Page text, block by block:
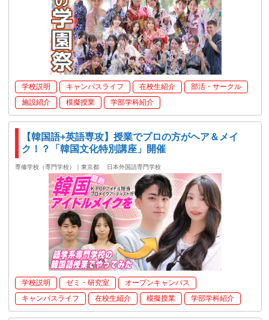
学校説明 キャンパスライフ 在校生紹介
部活・サークル
施設紹介
模擬授業 学部学科紹介
【韓国語+英語専攻】授業でプロの方がヘア＆メイ
ク！？「韓国文化特別講座」開催
専修学校（専門学校）｜東京都 日本外国語専門学校
学校説明 ゼミ・研究室
オープンキャンパス
キャンパスライフ
在校生紹介 模擬授業 学部学科紹介